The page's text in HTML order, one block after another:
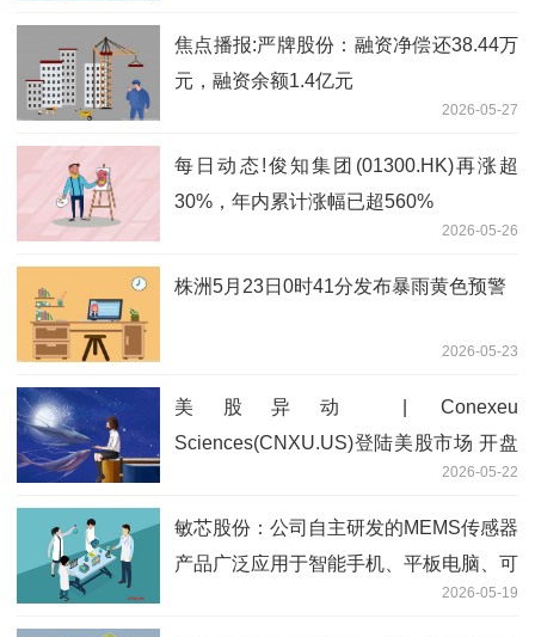
焦点播报:严牌股份：融资净偿还38.44万
元，融资余额1.4亿元
2026-05-27
每日动态!俊知集团(01300.HK)再涨超
30%，年内累计涨幅已超560%
2026-05-26
株洲5月23日0时41分发布暴雨黄色预警
2026-05-23
美股异动 | Conexeu
Sciences(CNXU.US)登陆美股市场 开盘
2026-05-22
敏芯股份：公司自主研发的MEMS传感器
产品广泛应用于智能手机、平板电脑、可
2026-05-19